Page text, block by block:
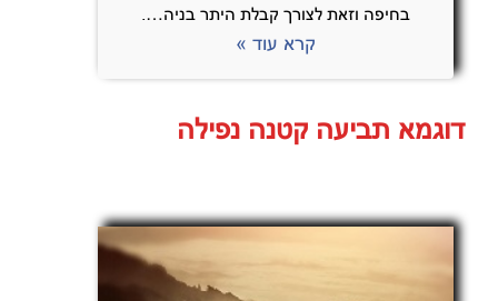
בחיפה וזאת לצורך קבלת היתר בניה….
קרא עוד »
דוגמא תביעה קטנה נפילה